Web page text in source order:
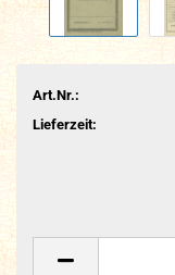
Art.Nr.:
Lieferzeit: